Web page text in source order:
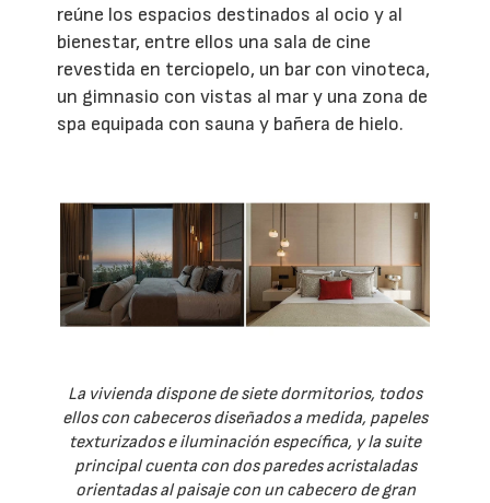
reúne los espacios destinados al ocio y al
bienestar, entre ellos una sala de cine
revestida en terciopelo, un bar con vinoteca,
un gimnasio con vistas al mar y una zona de
spa equipada con sauna y bañera de hielo.
La vivienda dispone de siete dormitorios, todos
ellos con cabeceros diseñados a medida, papeles
texturizados e iluminación específica, y la suite
principal cuenta con dos paredes acristaladas
orientadas al paisaje con un cabecero de gran